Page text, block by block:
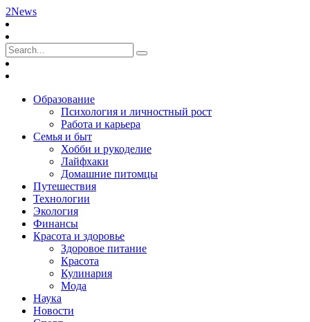
2News
Образование
Психология и личностный рост
Работа и карьера
Семья и быт
Хобби и рукоделие
Лайфхаки
Домашние питомцы
Путешествия
Технологии
Экология
Финансы
Красота и здоровье
Здоровое питание
Красота
Кулинария
Мода
Наука
Новости